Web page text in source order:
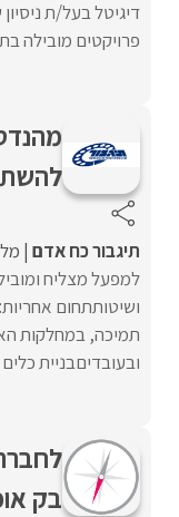
פרויקטים מובילה
תיגבור כח אדם
למפעל מצליח
ושיטותתחום
תמיכה, במחלקות
ובעובדיםבניית כלים
בק